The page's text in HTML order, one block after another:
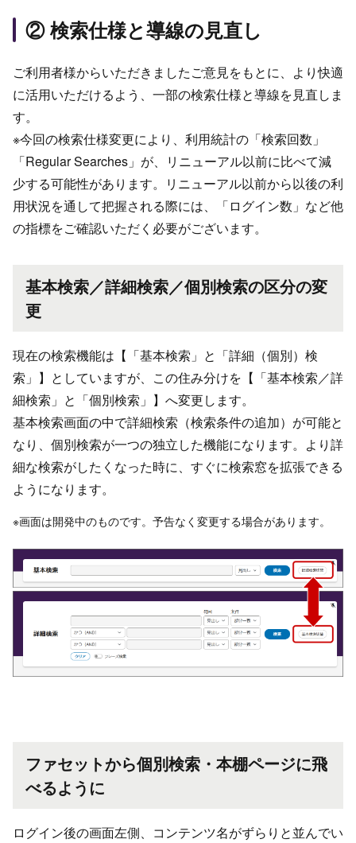
② 検索仕様と導線の見直し
ご利用者様からいただきましたご意見をもとに、より快適
に活用いただけるよう、一部の検索仕様と導線を見直しま
す。
※今回の検索仕様変更により、利用統計の「検索回数」
「Regular Searches」が、リニューアル以前に比べて減
少する可能性があります。リニューアル以前から以後の利
用状況を通して把握される際には、「ログイン数」など他
の指標をご確認いただく必要がございます。
基本検索／詳細検索／個別検索の区分の変
更
現在の検索機能は【「基本検索」と「詳細（個別）検
索」】としていますが、この住み分けを【「基本検索／詳
細検索」と「個別検索」】へ変更します。
基本検索画面の中で詳細検索（検索条件の追加）が可能と
なり、個別検索が一つの独立した機能になります。より詳
細な検索がしたくなった時に、すぐに検索窓を拡張できる
ようになります。
※画面は開発中のものです。予告なく変更する場合があります。
ファセットから個別検索・本棚ページに飛
べるように
ログイン後の画面左側、コンテンツ名がずらりと並んでい